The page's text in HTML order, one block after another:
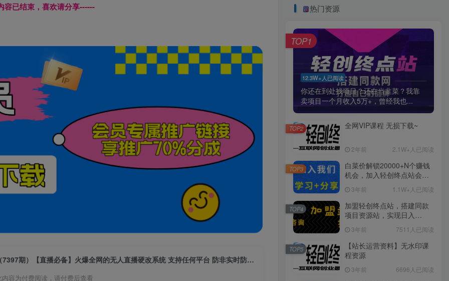
容已结束，喜欢请分享------
（7397期）【直播必备】火爆全网的无人直播硬改系统 支持任何平台 防非实时防违规必备
内容为付费阅读，请付费后查看
热门资源
12.3W+人已阅读
你还在到处找项目？还在当韭菜？我靠
卖项目一个月收入5万+，曾经我也...
TOP1
全网VIP课程 无损下载~
2年前 2.1W+人已阅读
TOP2
白菜价解锁20000+N个赚钱
机会，加入轻创终点站会
3年前 1.1W+人已阅读
TOP3
加盟轻创终点站，搭建同款
项目资源站，实现日入
3年前 7511人已阅读
TOP4
【站长运营资料】无水印课
程资源
3年前 6696人已阅读
TOP5